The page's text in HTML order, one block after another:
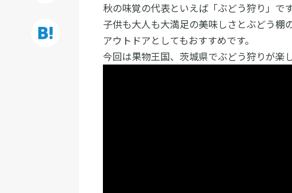
秋の味覚の代表といえば「ぶどう狩り」で
子供も大人も大満足の美味しさとぶどう棚
アウトドアとしてもおすすめです。
今回は果物王国、茨城県でぶどう狩りが楽